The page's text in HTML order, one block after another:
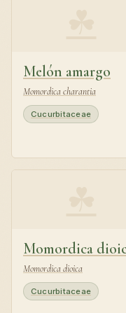
Melón amargo
Momordica charantia
Cucurbitaceae
Momordica
Momordica dioica
Cucurbitaceae